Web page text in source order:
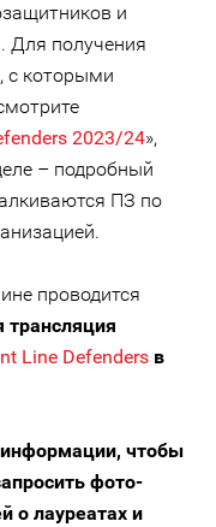
и
Для получения
с которыми
2023/24»,
– подробный
ПЗ по
проводится
трансляция
Line Defenders в
чтобы
фото-
о лауреатах и